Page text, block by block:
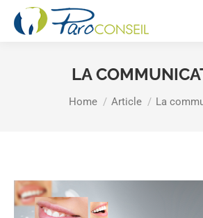
LA
You are here:
Home Article La